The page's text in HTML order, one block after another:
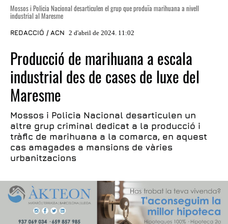
Mossos i Policia Nacional desarticulen el grup que produïa marihuana a nivell
industrial al Maresme
REDACCIÓ / ACN 2 d'abril de 2024. 11:02
Producció de marihuana a escala
industrial des de cases de luxe del
Maresme
Mossos i Policia Nacional desarticulen un
altre grup criminal dedicat a la producció i
tràfic de marihuana a la comarca, en aquest
cas amagades a mansions de vàries
urbanitzacions